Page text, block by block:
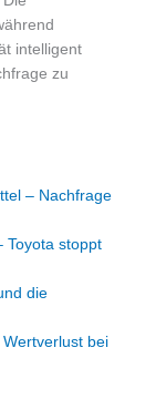
intelligent
zu
– Nachfrage
Toyota stoppt
die
bei